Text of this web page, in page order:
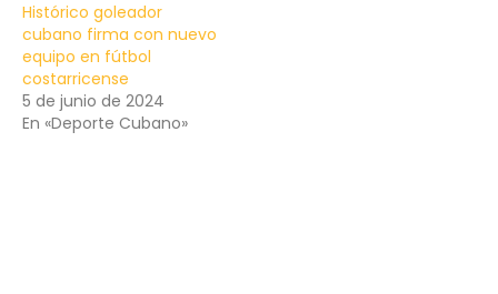
Histórico goleador
cubano firma con nuevo
equipo en fútbol
costarricense
5 de junio de 2024
En «Deporte Cubano»